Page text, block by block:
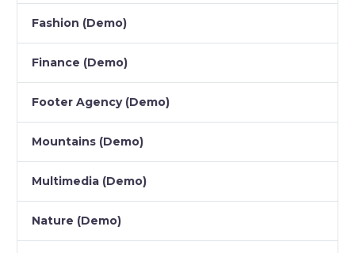
Fashion (Demo)
Finance (Demo)
Footer Agency (Demo)
Mountains (Demo)
Multimedia (Demo)
Nature (Demo)